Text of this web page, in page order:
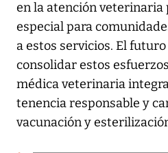
en la atención veterinaria
especial para
a estos servicios. El
consolidar estos
médica veterinaria
tenencia responsable y
vacunación y